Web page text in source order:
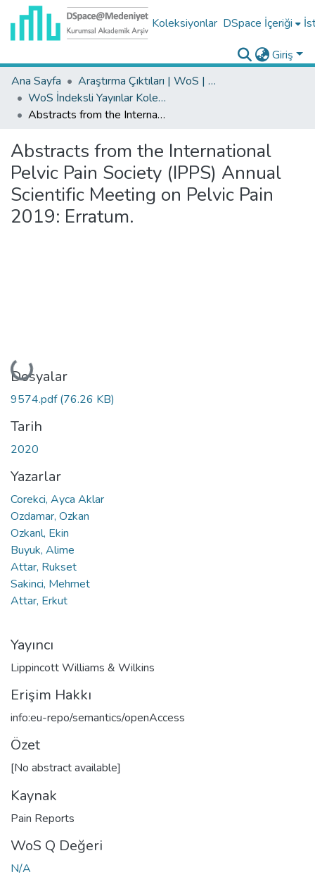
Koleksiyonlar DSpace İçeriği
Giriş
Ana Sayfa
Araştırma Çıktıları | WoS | Scopus | TR-Dizin | PubMed
WoS İndeksli Yayınlar Koleksiyonu
Abstracts from the International Pelvic Pain Society (IPPS) Annual Scientific Meeting on Pelvic Pain 2019: Erratum.
Abstracts from the International
Pelvic Pain Society (IPPS) Annual
Scientific Meeting on Pelvic Pain
2019: Erratum.
Yükleniyor...
Dosyalar
9574.pdf(76.26 KB)
Tarih
2020
Yazarlar
Corekci, Ayca Aklar
Ozdamar, Ozkan
Ozkanl, Ekin
Buyuk, Alime
Attar, Rukset
Sakinci, Mehmet
Attar, Erkut
Yayıncı
Lippincott Williams & Wilkins
Erişim Hakkı
info:eu-repo/semantics/openAccess
Özet
[No abstract available]
Kaynak
Pain Reports
WoS Q Değeri
N/A